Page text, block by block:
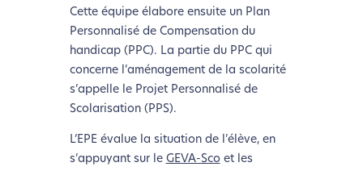
Cette équipe élabore ensuite un Plan
Personnalisé de Compensation du
handicap (PPC). La partie du PPC qui
concerne l’aménagement de la scolarité
s’appelle le Projet Personnalisé de
Scolarisation (PPS).
L’EPE évalue la situation de l’élève, en
s’appuyant sur le GEVA-Scoet les